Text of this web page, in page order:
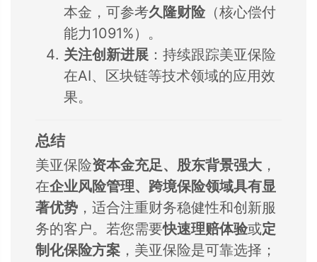
本金，可参考久隆财险（核心偿付
能力1091%）。
关注创新进展 ：持续跟踪美亚保险
在AI、区块链等技术领域的应用效
果。
总结
美亚保险资本金充足、股东背景强大 ，
在企业风险管理、跨境保险领域具有显
著优势 ，适合注重财务稳健性和创新服
务的客户。若您需要快速理赔体验或定
制化保险方案 ，美亚保险是可靠选择；